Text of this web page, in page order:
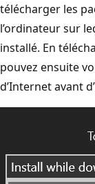
télécharger les
l’ordinateur sur
installé. En
pouvez ensuite
d’Internet avant